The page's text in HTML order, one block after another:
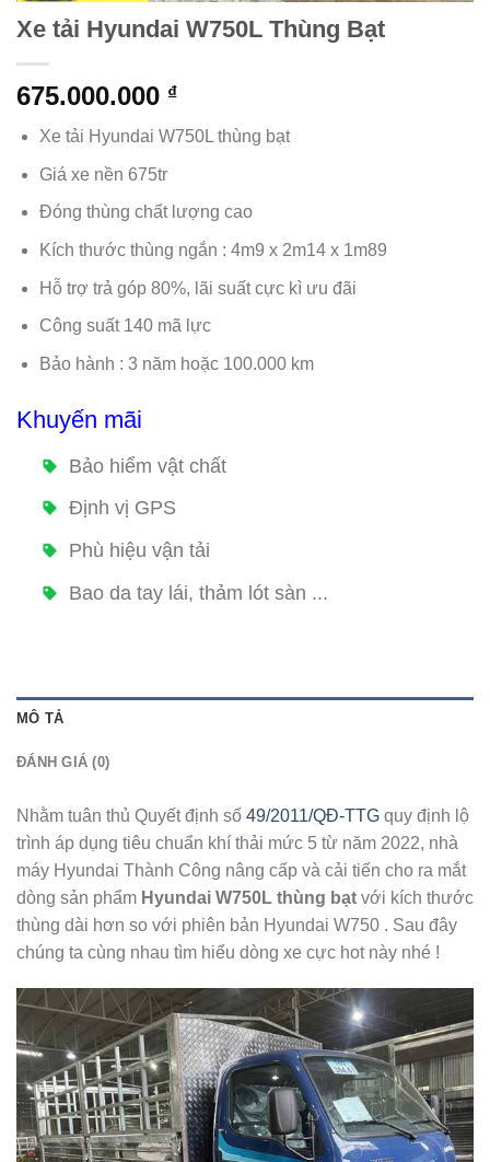
Xe tải Hyundai W750L Thùng Bạt
675.000.000 ₫
Xe tải Hyundai W750L thùng bạt
Giá xe nền 675tr
Đóng thùng chất lượng cao
Kích thước thùng ngắn : 4m9 x 2m14 x 1m89
Hỗ trợ trả góp 80%, lãi suất cực kì ưu đãi
Công suất 140 mã lực
Bảo hành : 3 năm hoặc 100.000 km
Khuyến mãi
Bảo hiểm vật chất
Định vị GPS
Phù hiệu vận tải
Bao da tay lái, thảm lót sàn ...
MÔ TẢ
ĐÁNH GIÁ (0)
Nhằm tuân thủ Quyết định số 49/2011/QĐ-TTG quy định lộ
trình áp dụng tiêu chuẩn khí thải mức 5 từ năm 2022, nhà
máy Hyundai Thành Công nâng cấp và cải tiến cho ra mắt
dòng sản phẩm Hyundai W750L thùng bạt với kích thước
thùng dài hơn so với phiên bản Hyundai W750 . Sau đây
chúng ta cùng nhau tìm hiểu dòng xe cực hot này nhé !